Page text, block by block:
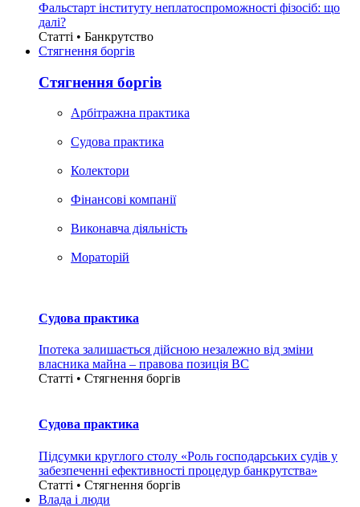
Фальстарт інституту неплатоспроможності фізосіб: що
далі?
Статті • Банкрутство
Стягнення боргiв
Стягнення боргiв
Арбітражна практика
Судова практика
Колектори
Фінансові компанії
Виконавча діяльність
Мораторій
Судова практика
Іпотека залишається дійсною незалежно від зміни
власника майна – правова позиція ВС
Статті • Стягнення боргiв
Судова практика
Підсумки круглого столу «Роль господарських судів у
забезпеченні ефективності процедур банкрутства»
Статті • Стягнення боргiв
Влада i люди